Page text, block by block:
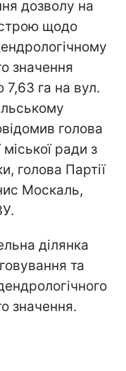
дозволу на
щодо
значення
7,63 га на вул.
голова
міської ради з
голова Партії
Москаль,
ділянка
та
значення.